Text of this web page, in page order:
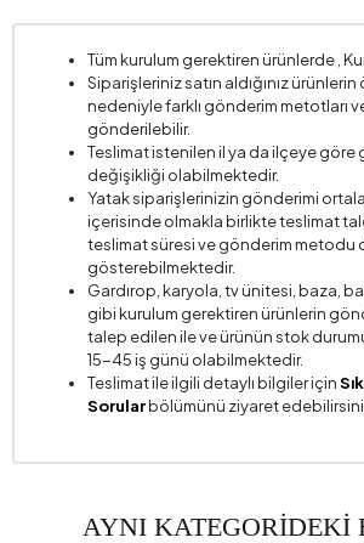
Tüm kurulum gerektiren ürünlerde ,
Siparişleriniz satın aldığınız
nedeniyle farklı gönderim metotları
gönderilebilir.
Teslimat istenilen il ya da ilçeye
değişikliği olabilmektedir.
Yatak siparişlerinizin gönderimi
içerisinde olmakla birlikte teslimat
teslimat süresi ve gönderim metodu
gösterebilmektedir.
Gardırop, karyola, tv ünitesi, baza,
gibi kurulum gerektiren ürünlerin
talep edilen ile ve ürünün stok
15-45 iş günü olabilmektedir.
Teslimat ile ilgili detaylı bilgiler için
Sorularbölümünü ziyaret
AYNI KATEGORİDEKİ